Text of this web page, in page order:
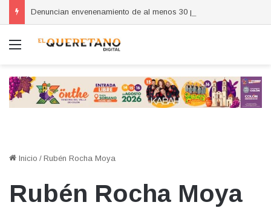
Menú
Inicio / Rubén Rocha Moya
Rubén Rocha Moya